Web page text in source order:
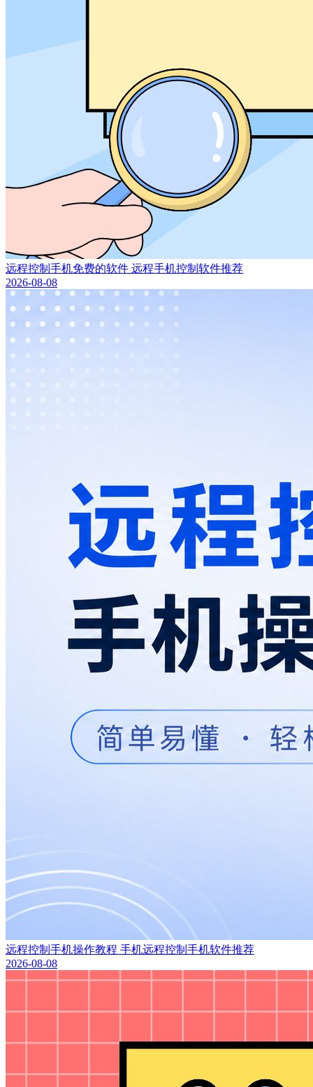
远程控制手机免费的软件 远程手机控制软件推荐
2026-08-08
远程控制手机操作教程 手机远程控制手机软件推荐
2026-08-08